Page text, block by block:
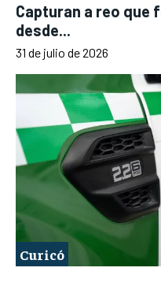
Capturan a reo que
desde...
31 de julio de 2026
Curicó